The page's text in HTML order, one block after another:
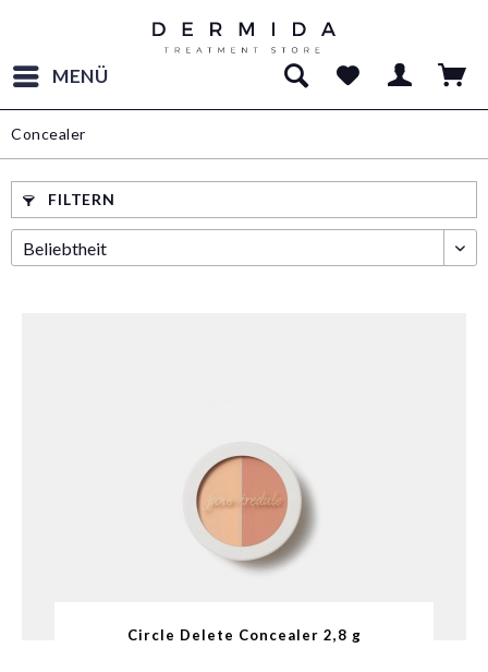
MENÜ
Concealer
FILTERN
Circle Delete Concealer 2,8 g